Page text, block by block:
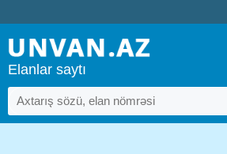
Elanlar saytı